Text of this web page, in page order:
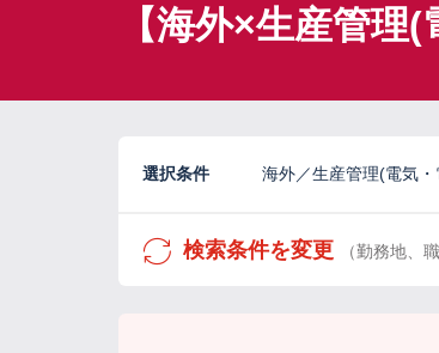
【海外×生産管理
選択条件 海外／生産管理(電気
検索条件を変更 （勤務地、